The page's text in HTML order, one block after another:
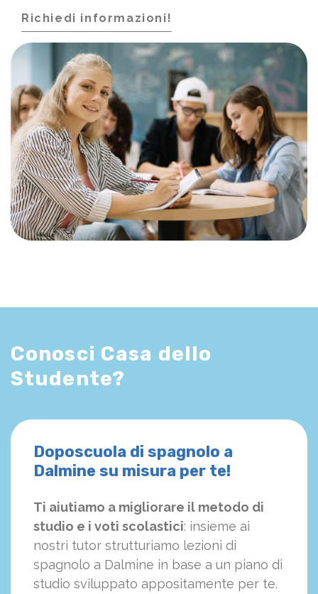
Richiedi informazioni!
Conosci Casa dello
Studente?
Doposcuola di spagnolo a
Dalmine su misura per te!
Ti aiutiamo a migliorare il metodo di
studio e i voti scolastici: insieme ai
nostri tutor strutturiamo lezioni di
spagnolo a Dalmine in base a un piano di
studio sviluppato appositamente per te.